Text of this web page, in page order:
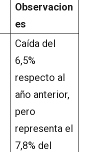
Observacion
es
Caída del
6,5%
respecto al
año anterior,
pero
representa el
7,8% del